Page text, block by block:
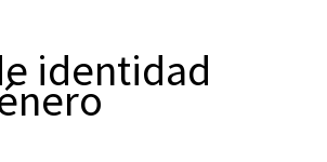
identidad